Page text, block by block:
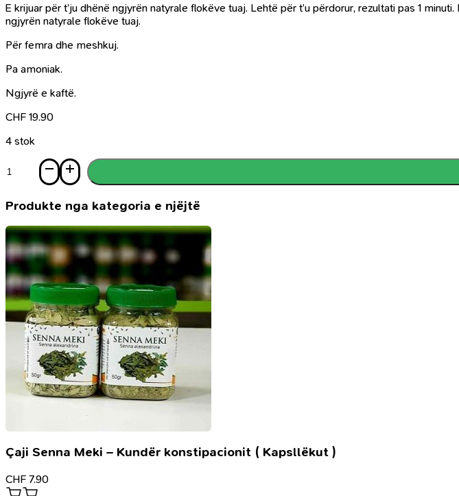
E krijuar për t’ju dhënë ngjyrën natyrale flokëve tuaj. Lehtë për t’u përdorur, rezultati pas 1
ngjyrën natyrale flokëve tuaj.
Për femra dhe meshkuj.
Pa amoniak.
Ngjyrë e kaftë.
CHF 19.90
4 stok
Ngjyrë
flokë
Mix
Hi-
Speed,
ngjyrë
e
kaftë
Chocolate
Brown
Produkte nga kategoria e njëjtë
Çaji Senna Meki – Kundër konstipacionit ( Kapsllëkut )
CHF 7.90